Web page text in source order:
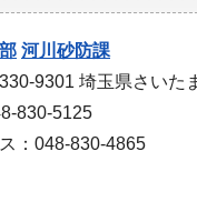
河川砂防課
9301 埼玉県さいた
830-5125
：048-830-4865